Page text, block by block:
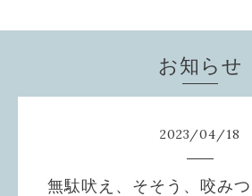
お知らせ
2023/04/18
無駄吠え、そそう、咬み